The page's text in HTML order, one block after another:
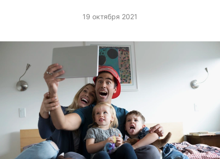
19 октября 2021